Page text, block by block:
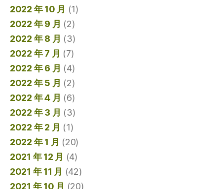
2022 年 10 月 (1)
2022 年 9 月 (2)
2022 年 8 月 (3)
2022 年 7 月 (7)
2022 年 6 月 (4)
2022 年 5 月 (2)
2022 年 4 月 (6)
2022 年 3 月 (3)
2022 年 2 月 (1)
2022 年 1 月 (20)
2021 年 12 月 (4)
2021 年 11 月 (42)
2021 年 10 月 (20)